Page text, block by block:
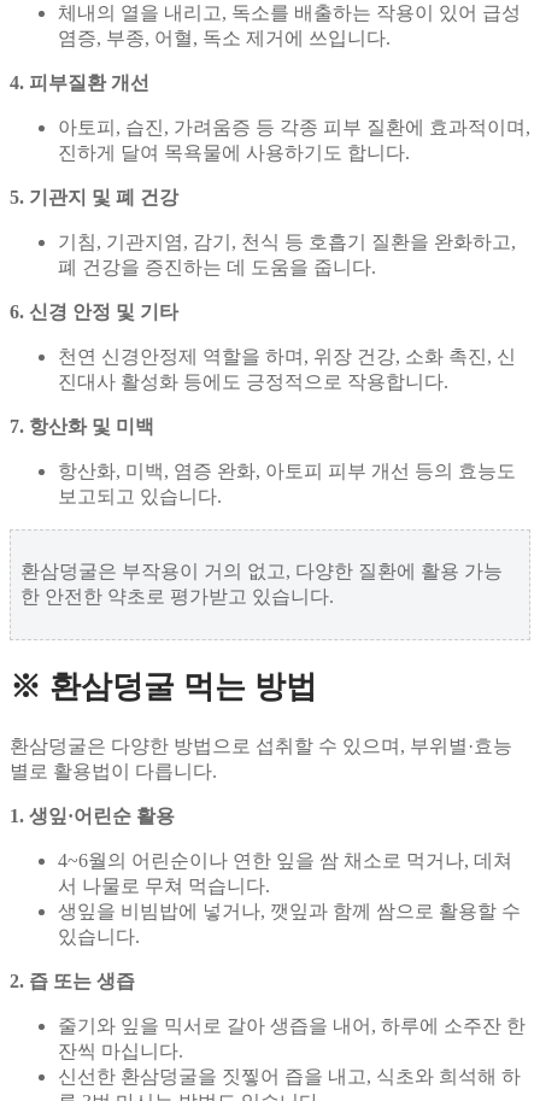
체내의 열을 내리고, 독소를 배출하는 작용이 있어 급성
염증, 부종, 어혈, 독소 제거에 쓰입니다.
4. 피부질환 개선
아토피, 습진, 가려움증 등 각종 피부 질환에 효과적이며,
진하게 달여 목욕물에 사용하기도 합니다.
5. 기관지 및 폐 건강
기침, 기관지염, 감기, 천식 등 호흡기 질환을 완화하고,
폐 건강을 증진하는 데 도움을 줍니다.
6. 신경 안정 및 기타
천연 신경안정제 역할을 하며, 위장 건강, 소화 촉진, 신
진대사 활성화 등에도 긍정적으로 작용합니다.
7. 항산화 및 미백
항산화, 미백, 염증 완화, 아토피 피부 개선 등의 효능도
보고되고 있습니다.
환삼덩굴은 부작용이 거의 없고, 다양한 질환에 활용 가능
한 안전한 약초로 평가받고 있습니다.
※ 환삼덩굴 먹는 방법
환삼덩굴은 다양한 방법으로 섭취할 수 있으며, 부위별·효능
별로 활용법이 다릅니다.
1. 생잎·어린순 활용
4~6월의 어린순이나 연한 잎을 쌈 채소로 먹거나, 데쳐
서 나물로 무쳐 먹습니다.
생잎을 비빔밥에 넣거나, 깻잎과 함께 쌈으로 활용할 수
있습니다.
2. 즙 또는 생즙
줄기와 잎을 믹서로 갈아 생즙을 내어, 하루에 소주잔 한
잔씩 마십니다.
신선한 환삼덩굴을 짓찧어 즙을 내고, 식초와 희석해 하